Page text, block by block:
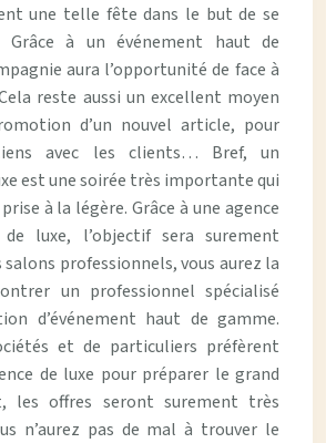
une telle fête dans le but de se
Grâce à un événement haut de
aura l’opportunité de face à
reste aussi un excellent moyen
d’un nouvel article, pour
avec les clients… Bref, un
est une soirée très importante qui
à la légère. Grâce à une agence
de luxe, l’objectif sera surement
professionnels, vous aurez la
un professionnel spécialisé
d’événement haut de gamme.
et de particuliers préfèrent
de luxe pour préparer le grand
les offres seront surement très
n’aurez pas de mal à trouver le